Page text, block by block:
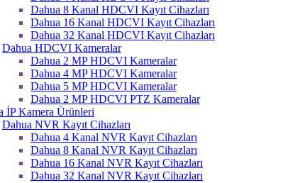
Dahua 8 Kanal HDCVI Kayıt Cihazları
Dahua 16 Kanal HDCVI Kayıt Cihazları
Dahua 32 Kanal HDCVI Kayıt Cihazları
Dahua HDCVI Kameralar
Dahua 2 MP HDCVI Kameralar
Dahua 4 MP HDCVI Kameralar
Dahua 5 MP HDCVI Kameralar
Dahua 2 MP HDCVI PTZ Kameralar
İP Kamera Ürünleri
Dahua NVR Kayıt Cihazları
Dahua 4 Kanal NVR Kayıt Cihazları
Dahua 8 Kanal NVR Kayıt Cihazları
Dahua 16 Kanal NVR Kayıt Cihazları
Dahua 32 Kanal NVR Kayıt Cihazları